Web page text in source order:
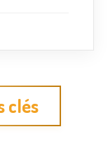
clés